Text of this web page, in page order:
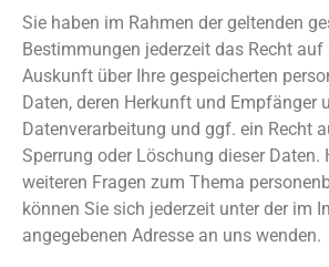
Sie haben im Rahmen der geltenden
Bestimmungen jederzeit das Recht
Auskunft über Ihre gespeicherten
Daten, deren Herkunft und Empfänger
Datenverarbeitung und ggf. ein Recht
Sperrung oder Löschung dieser Daten.
weiteren Fragen zum Thema
können Sie sich jederzeit unter der im
angegebenen Adresse an uns wenden.